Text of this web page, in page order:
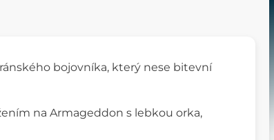
bojovníka, který nese bitevní
na Armageddon s lebkou orka,